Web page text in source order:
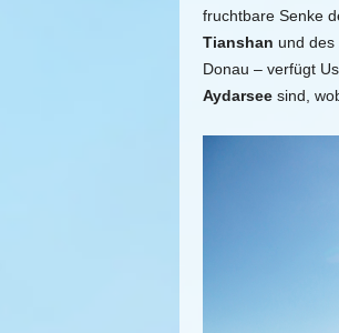
fruchtbare Senke
Tianshan und des
Donau – verfügt
Aydarseesind,